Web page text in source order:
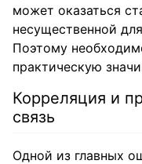
может оказаться
несущественной
Поэтому
практическую
Корреляция и
связь
Одной из главных